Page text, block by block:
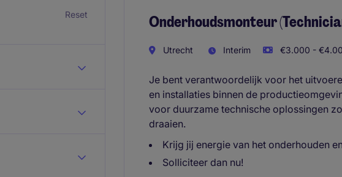
Reset Onderhoudsmonteur
Utrecht Interim €3.000 -
Je bent verantwoordelijk voor het
en installaties binnen de
voor duurzame technische oplossingen
draaien.
Krijg jij energie van het onderhouden
Solliciteer dan nu!